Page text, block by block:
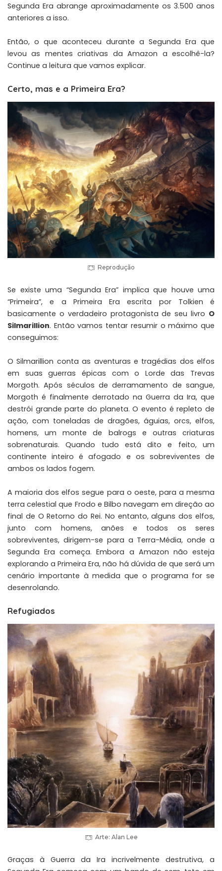
Segunda Era abrange aproximadamente os 3.500 anos
anteriores a isso.
Então, o que aconteceu durante a Segunda Era que
levou as mentes criativas da Amazon a escolhê-la?
Continue a leitura que vamos explicar.
Certo, mas e a Primeira Era?
Reprodução
Se existe uma “Segunda Era” implica que houve uma
“Primeira”, e a Primeira Era escrita por Tolkien é
basicamente o verdadeiro protagonista de seu livro O
Silmarillion. Então vamos tentar resumir o máximo que
conseguimos:
O Silmarillion conta as aventuras e tragédias dos elfos
em suas guerras épicas com o Lorde das Trevas
Morgoth. Após séculos de derramamento de sangue,
Morgoth é finalmente derrotado na Guerra da Ira, que
destrói grande parte do planeta. O evento é repleto de
ação, com toneladas de dragões, águias, orcs, elfos,
homens, um monte de balrogs e outras criaturas
sobrenaturais. Quando tudo está dito e feito, um
continente inteiro é afogado e os sobreviventes de
ambos os lados fogem.
A maioria dos elfos segue para o oeste, para a mesma
terra celestial que Frodo e Bilbo navegam em direção ao
final de O Retorno do Rei. No entanto, alguns dos elfos,
junto com homens, anões e todos os seres
sobreviventes, dirigem-se para a Terra-Média, onde a
Segunda Era começa. Embora a Amazon não esteja
explorando a Primeira Era, não há dúvida de que será um
cenário importante à medida que o programa for se
desenrolando.
Refugiados
Arte: Alan Lee
Graças à Guerra da Ira incrivelmente destrutiva, a